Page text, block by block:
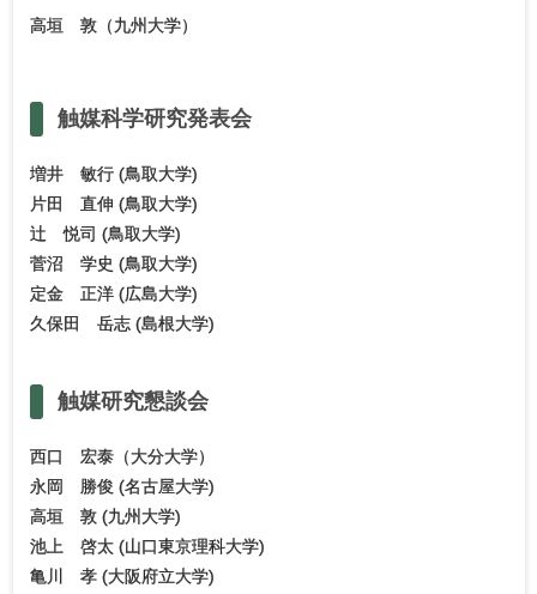
高垣 敦（九州大学）
触媒科学研究発表会
増井 敏行 (鳥取大学)
片田 直伸 (鳥取大学)
辻 悦司 (鳥取大学)
菅沼 学史 (鳥取大学)
定金 正洋 (広島大学)
久保田 岳志 (島根大学)
触媒研究懇談会
西口 宏泰（大分大学）
永岡 勝俊 (名古屋大学)
高垣 敦 (九州大学)
池上 啓太 (山口東京理科大学)
亀川 孝 (大阪府立大学)